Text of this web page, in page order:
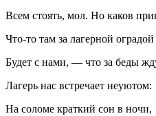
Всем стоять, мол. Но каков
Что-то там за лагерной оградой
Будет с нами, — что за беды
Лагерь нас встречает неуютом:
На соломе краткий сон в ночи,